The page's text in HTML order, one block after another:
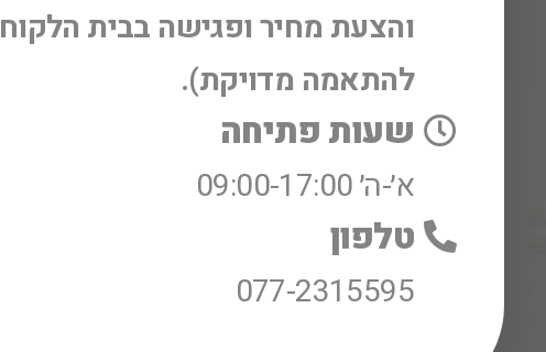
והצעת מחיר ופגישה בבית הלקוח
להתאמה מדויקת).
שעות פתיחה
א׳-ה׳ 09:00-17:00
טלפון
077-2315595